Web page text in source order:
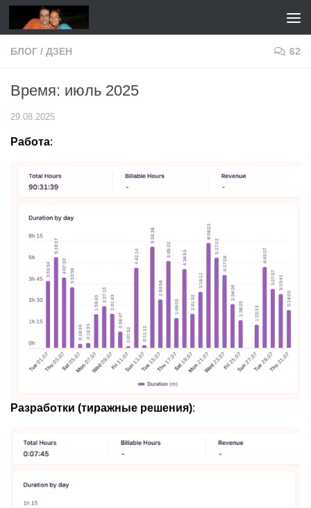
Перейти к содержимому
БЛОГ / ДЗЕН 62
Время: июль 2025
29.08.2025
Работа:
Разработки (тиражные решения):